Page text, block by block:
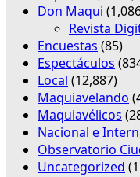
Don Maqui
Revista
Encuestas (85)
Espectáculos
Local (12,887)
Maquiavelando
Maquiavélicos
Nacional e
Observatorio
Uncategorized